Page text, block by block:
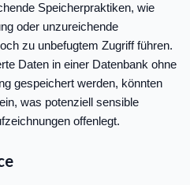
Speicherpraktiken, wie
oder unzureichende
zu unbefugtem Zugriff führen.
Daten in einer Datenbank ohne
gespeichert werden, könnten
was potenziell sensible
offenlegt.